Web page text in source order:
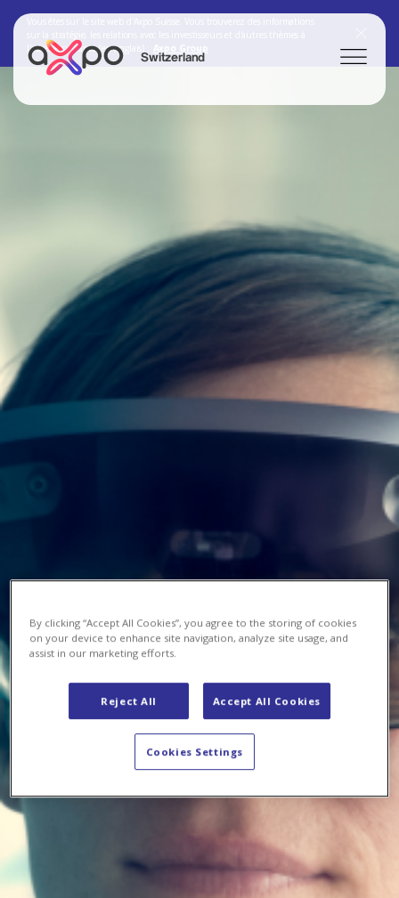
l'adresse suivante (en anglais) :
Switzerland
By clicking “Accept All Cookies”, you agree to the storing of cookies
on your device to enhance site navigation, analyze site usage, and
assist in our marketing efforts.
Reject All Accept All Cookies
Cookies Settings